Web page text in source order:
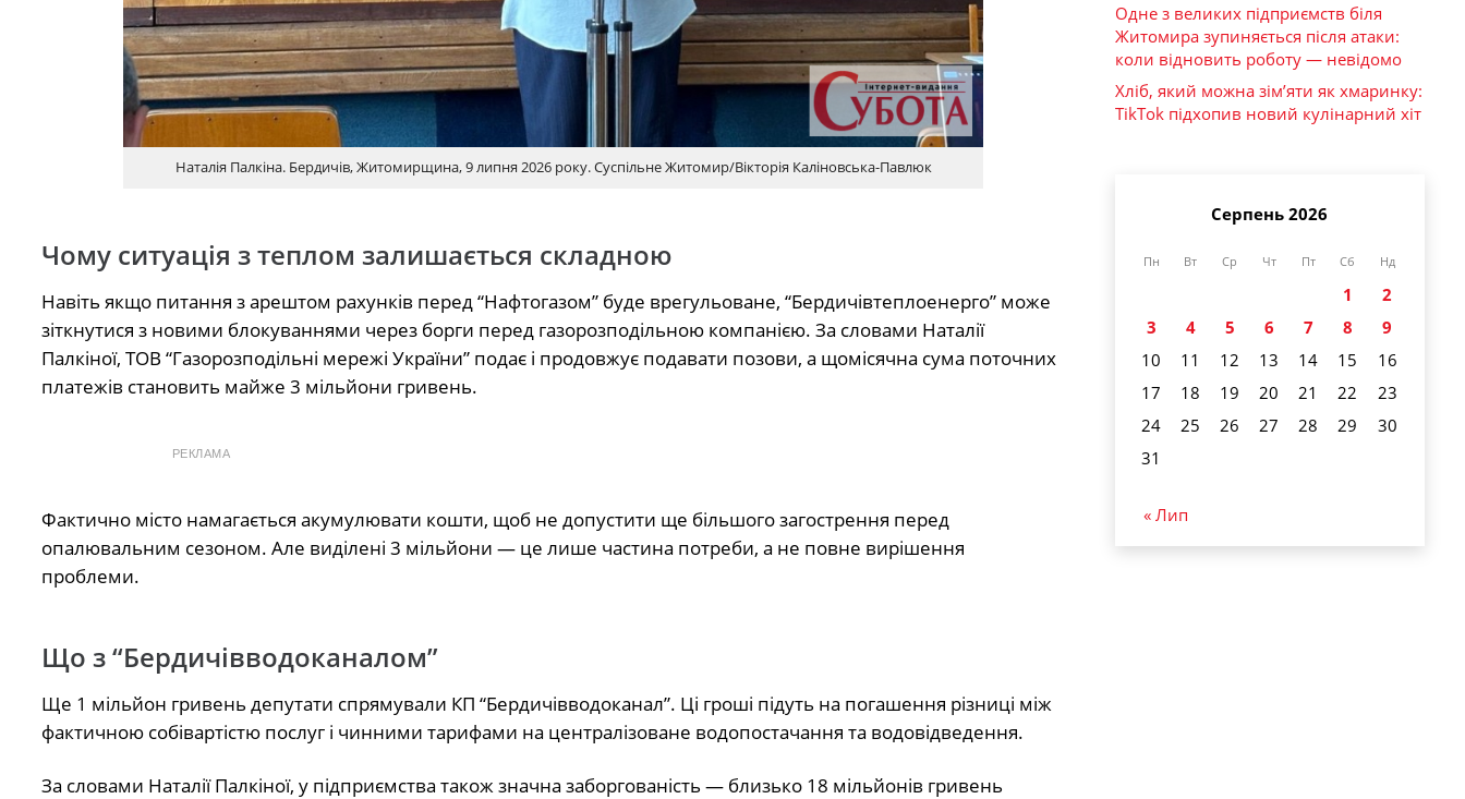
Наталія Палкіна. Бердичів, Житомирщина, 9 липня 2026 року. Суспільне Житомир/Вікторія Каліновська-Павлюк
Чому ситуація з теплом залишається складною
Навіть якщо питання з арештом рахунків перед “Нафтогазом” буде врегульоване, “Бердичівтеплоенерго” може
зіткнутися з новими блокуваннями через борги перед газорозподільною компанією. За словами Наталії
Палкіної, ТОВ “Газорозподільні мережі України” подає і продовжує подавати позови, а щомісячна сума поточних
платежів становить майже 3 мільйони гривень.
РЕКЛАМА
Фактично місто намагається акумулювати кошти, щоб не допустити ще більшого загострення перед
опалювальним сезоном. Але виділені 3 мільйони — це лише частина потреби, а не повне вирішення
проблеми.
Що з “Бердичівводоканалом”
Ще 1 мільйон гривень депутати спрямували КП “Бердичівводоканал”. Ці гроші підуть на погашення різниці між
фактичною собівартістю послуг і чинними тарифами на централізоване водопостачання та водовідведення.
За словами Наталії Палкіної, у підприємства також значна заборгованість — близько 18 мільйонів гривень
Одне з великих підприємств біля
Житомира зупиняється після атаки:
коли відновить роботу — невідомо
Хліб, який можна зім’яти як хмаринку:
TikTok підхопив новий кулінарний хіт
Серпень 2026
Пн Вт Ср Чт Пт Сб Нд
1
2
3
4 5 6 7 8
9
10
11 12 13 14 15
16
17
18 19 20 21 22
23
24
25 26 27 28 29
30
31
« Лип